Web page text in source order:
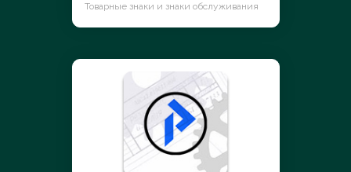
Товарные знаки и знаки обслуживания